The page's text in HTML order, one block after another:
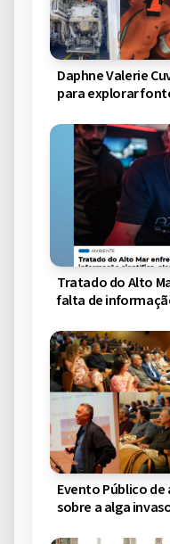
Daphne Valerie
para explorar
Tratado do Alto
falta de
Evento Público
sobre a alga